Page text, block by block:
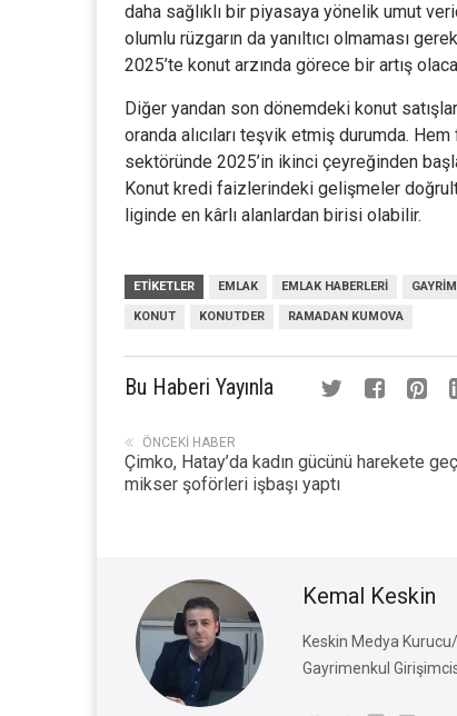
daha sağlıklı bir piyasaya yönelik umut
olumlu rüzgarın da yanıltıcı olmaması
2025’te konut arzında görece bir artış
Diğer yandan son dönemdeki konut
oranda alıcıları teşvik etmiş durumda.
sektöründe 2025’in ikinci çeyreğinden
Konut kredi faizlerindeki gelişmeler
liginde en kârlı alanlardan birisi olabilir.
ETIKETLER EMLAK EMLAK HABERLERI
KONUT KONUTDER RAMADAN KUMOVA
Bu Haberi Yayınla
ÖNCEKI HABER
Çimko, Hatay’da kadın gücünü harekete
mikser şoförleri işbaşı yaptı
Kemal Keskin
Keskin Medya
Gayrimenkul